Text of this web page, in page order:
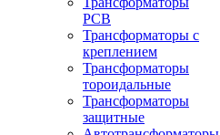
PCB
Трансформаторы с
креплением
Трансформаторы
тороидальные
Трансформаторы
защитные